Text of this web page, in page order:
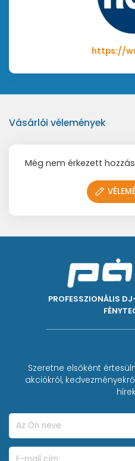
https://
Vásárlói vélemények
Még nem érkezett
PROFESSZIONÁLIS
Szeretne elsőként
akciókról,